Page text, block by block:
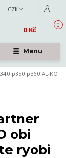
Menu
CZK
0
0 Kč
p350 p360 AL-KO
obi
ryobi